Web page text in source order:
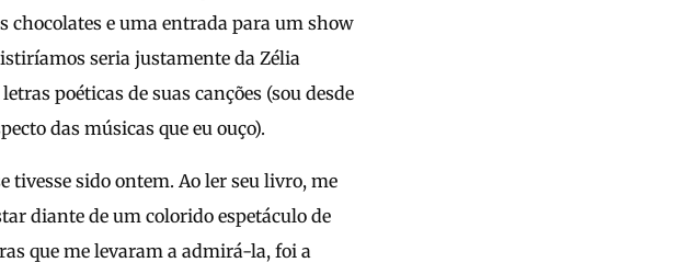
chocolates e uma entrada para um show
seria justamente da Zélia
poéticas de suas canções (sou desde
das músicas que eu ouço).
tivesse sido ontem. Ao ler seu livro, me
diante de um colorido espetáculo de
que me levaram a admirá-la, foi a